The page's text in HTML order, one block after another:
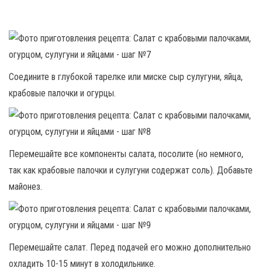
Соедините в глубокой тарелке или миске сыр сулугуни, яйца,
крабовые палочки и огурцы.
Перемешайте все компоненты салата, посолите (но немного,
так как крабовые палочки и сулугуни содержат соль). Добавьте
майонез.
Перемешайте салат. Перед подачей его можно дополнительно
охладить 10-15 минут в холодильнике.